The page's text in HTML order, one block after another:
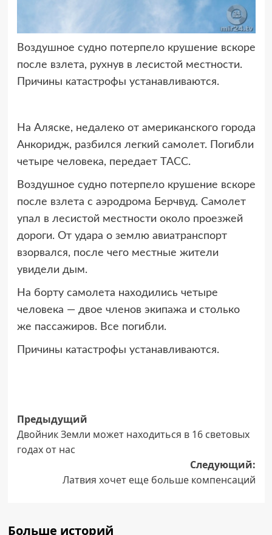
Воздушное судно потерпело крушение вскоре
после взлета, рухнув в лесистой местности.
Причины катастрофы устанавливаются.
На Аляске, недалеко от американского города
Анкоридж, разбился легкий самолет. Погибли
четыре человека, передает ТАСС.
Воздушное судно потерпело крушение вскоре
после взлета с аэродрома Берчвуд. Самолет
упал в лесистой местности около проезжей
дороги. От удара о землю авиатранспорт
взорвался, после чего местные жители
увидели дым.
На борту самолета находились четыре
человека — двое членов экипажа и столько
же пассажиров. Все погибли.
Причины катастрофы устанавливаются.
Навигация
записи
Предыдущий
Двойник Земли может находиться в 16 световых
годах от нас
Следующий:
Латвия хочет еще больше компенсаций
Больше историй